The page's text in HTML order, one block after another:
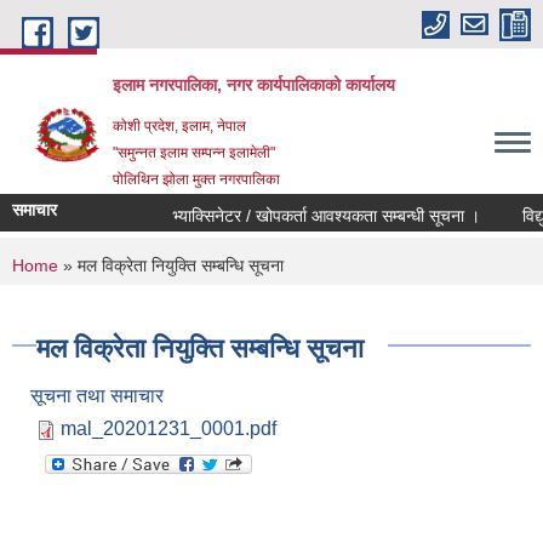
Skip to main content
इलाम नगरपालिका, नगर कार्यपालिकाको कार्यालय
कोशी प्रदेश, इलाम, नेपाल
"समुन्नत इलाम सम्पन्न इलामेली"
पोलिथिन झोला मुक्त नगरपालिका
समाचार भ्याक्सिनेटर / खोपकर्ता आवश्यकता सम्बन्धी सूचना ।
You are here
Home » मल विक्रेता नियुक्ति सम्बन्धि सूचना
मल विक्रेता नियुक्ति सम्बन्धि सूचना
सूचना तथा समाचार
mal_20201231_0001.pdf